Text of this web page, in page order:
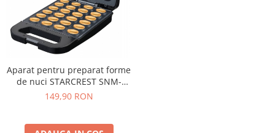
Aparat pentru preparat forme
de nuci STARCREST SNM-
4024BX, 24 forme, 1400W,
149,90 RON